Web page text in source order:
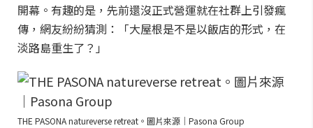
開幕。有趣的是，先前還沒正式營運就在社群上引發瘋
傳，網友紛紛猜測：「大屋根是不是以飯店的形式，在
淡路島重生了？」
THE PASONA natureverse retreat。圖片來源｜Pasona Group